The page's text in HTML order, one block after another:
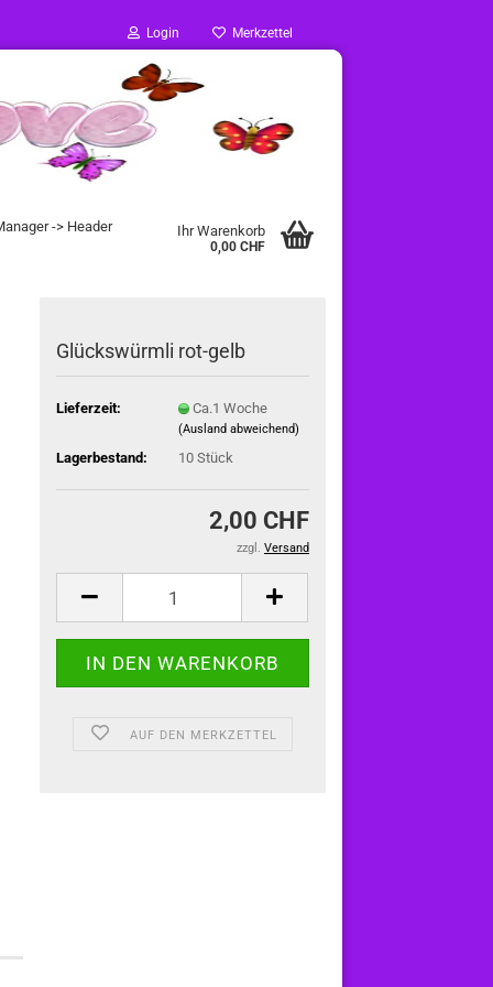
Login Merkzettel
-> Header Ihr Warenkorb
0,00 CHF
Glückswürmli rot-gelb
Lieferzeit: Ca.1 Woche
(Ausland abweichend)
Lagerbestand: 10 Stück
2,00 CHF
zzgl. Versand
AUF DEN MERKZETTEL